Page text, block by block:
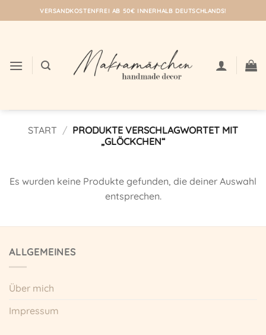
Inhalt
VERSANDKOSTENFREI AB 50€ INNERHALB DEUTSCHLANDS!
START / PRODUKTE VERSCHLAGWORTET MIT
„GLÖCKCHEN“
Es wurden keine Produkte gefunden, die deiner Auswahl
entsprechen.
ALLGEMEINES
Über mich
Impressum